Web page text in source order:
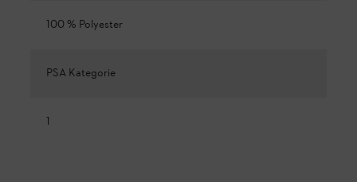
100 % Polyester
PSA Kategorie
1